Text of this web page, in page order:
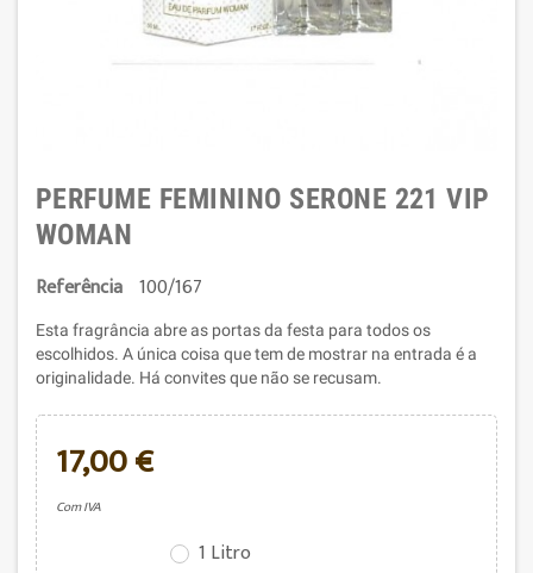
PERFUME FEMININO SERONE 221 VIP
WOMAN
Referência 100/167
Esta fragrância abre as portas da festa para todos os
escolhidos. A única coisa que tem de mostrar na entrada é a
originalidade. Há convites que não se recusam.
17,00 €
Com IVA
1 Litro